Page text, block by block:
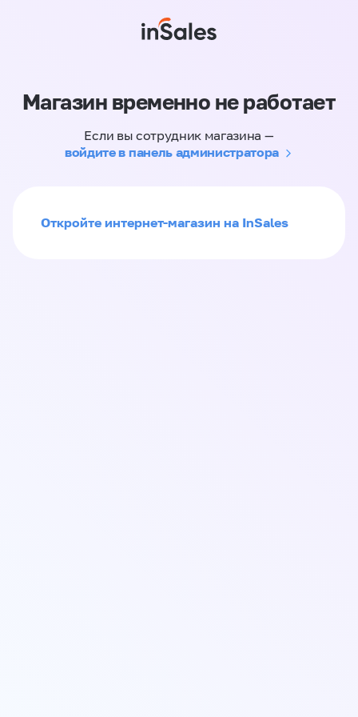
Магазин временно не работает
Если вы сотрудник магазина —
войдите в панель администратора
Откройте интернет-магазин на InSales